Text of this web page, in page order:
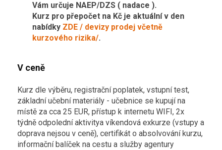
Vám určuje NAEP/DZS ( nadace ).
Kurz pro přepočet na Kč je aktuální v den
nabídky ZDE / devizy prodej včetně
kurzového rizika/.
V ceně
Kurz dle výběru, registrační poplatek, vstupní test,
základní učební materiály - učebnice se kupují na
místě za cca 25 EUR, přístup k internetu WIFI, 2x
týdně odpolední aktivitya víkendová exkurze (vstupy a
doprava nejsou v ceně), certifikát o absolvování kurzu,
informační balíček na cestu a služby agentury